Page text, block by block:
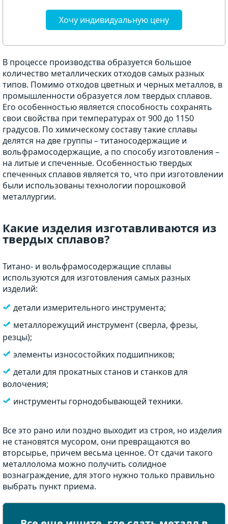
Хочу индивидуальную цену
В процессе производства образуется большое
количество металлических отходов самых разных
типов. Помимо отходов цветных и черных металлов, в
промышленности образуется лом твердых сплавов.
Его особенностью является способность сохранять
свои свойства при температурах от 900 до 1150
градусов. По химическому составу такие сплавы
делятся на две группы – титаносодержащие и
вольфрамосодержащие, а по способу изготовления –
на литые и спеченные. Особенностью твердых
спеченных сплавов является то, что при изготовлении
были использованы технологии порошковой
металлургии.
Какие изделия изготавливаются из
твердых сплавов?
Титано- и вольфрамосодержащие сплавы
используются для изготовления самых разных
изделий:
детали измерительного инструмента;
металлорежущий инструмент (сверла, фрезы,
резцы);
элементы износостойких подшипников;
детали для прокатных станов и станков для
волочения;
инструменты горнодобывающей техники.
Все это рано или поздно выходит из строя, но изделия
не становятся мусором, они превращаются во
вторсырье, причем весьма ценное. От сдачи такого
металлолома можно получить солидное
вознаграждение, для этого нужно только правильно
выбрать пункт приема.